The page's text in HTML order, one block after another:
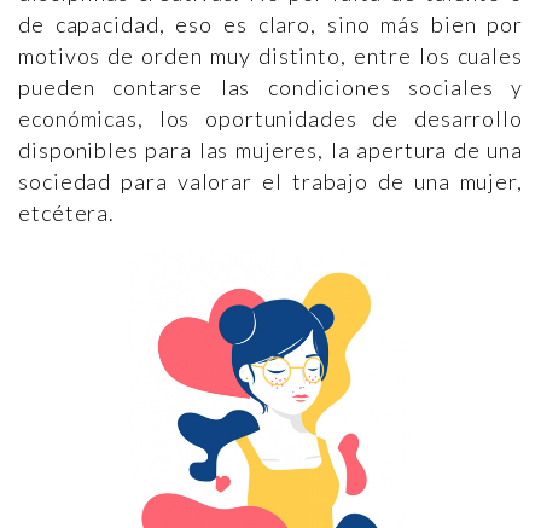
de capacidad, eso es claro, sino más bien por
motivos de orden muy distinto, entre los cuales
pueden contarse las condiciones sociales y
económicas, los oportunidades de desarrollo
disponibles para las mujeres, la apertura de una
sociedad para valorar el trabajo de una mujer,
etcétera.